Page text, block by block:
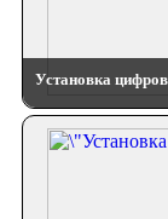
Установка